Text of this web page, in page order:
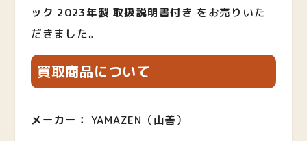
ック 2023年製 取扱説明書付き をお売りいた
だきました。
買取商品について
メーカー： YAMAZEN（山善）